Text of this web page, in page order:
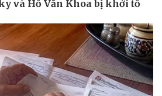
Công nghệ
Sành điệu
Tin Công nghệ